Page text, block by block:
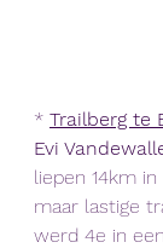
* Trailberg te
Evi
liepen 14km in
maar lastige
werd 4e in